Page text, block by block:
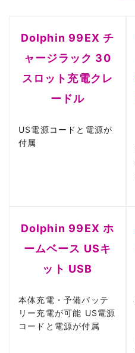
Dolphin 99EX チ
ャージラック 30
スロット充電クレ
ードル
US電源コードと電源が
付属
Dolphin 99EX ホ
ームベース USキ
ット USB
本体充電・予備バッテ
リー充電が可能 US電源
コードと電源が付属